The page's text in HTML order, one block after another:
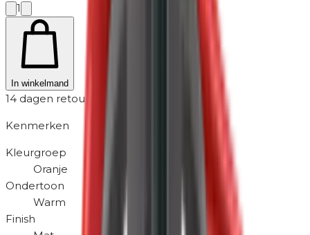
1
In winkelmand
14 dagen retour
Kenmerken
Kleurgroep
Oranje
Ondertoon
Warm
Finish